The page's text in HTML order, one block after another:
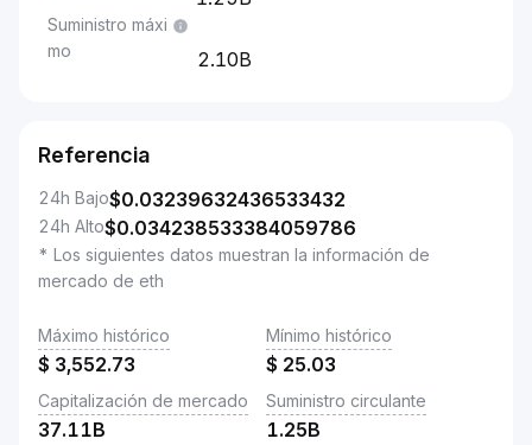
Suministro máxi
mo
2.10B
Referencia
24h Bajo$0.03239632436533432
24h Alto$0.034238533384059786
* Los siguientes datos muestran la información de
mercado de eth
Máximo histórico
$ 3,552.73
Mínimo histórico
$ 25.03
Capitalización de mercado
37.11B
Suministro circulante
1.25B